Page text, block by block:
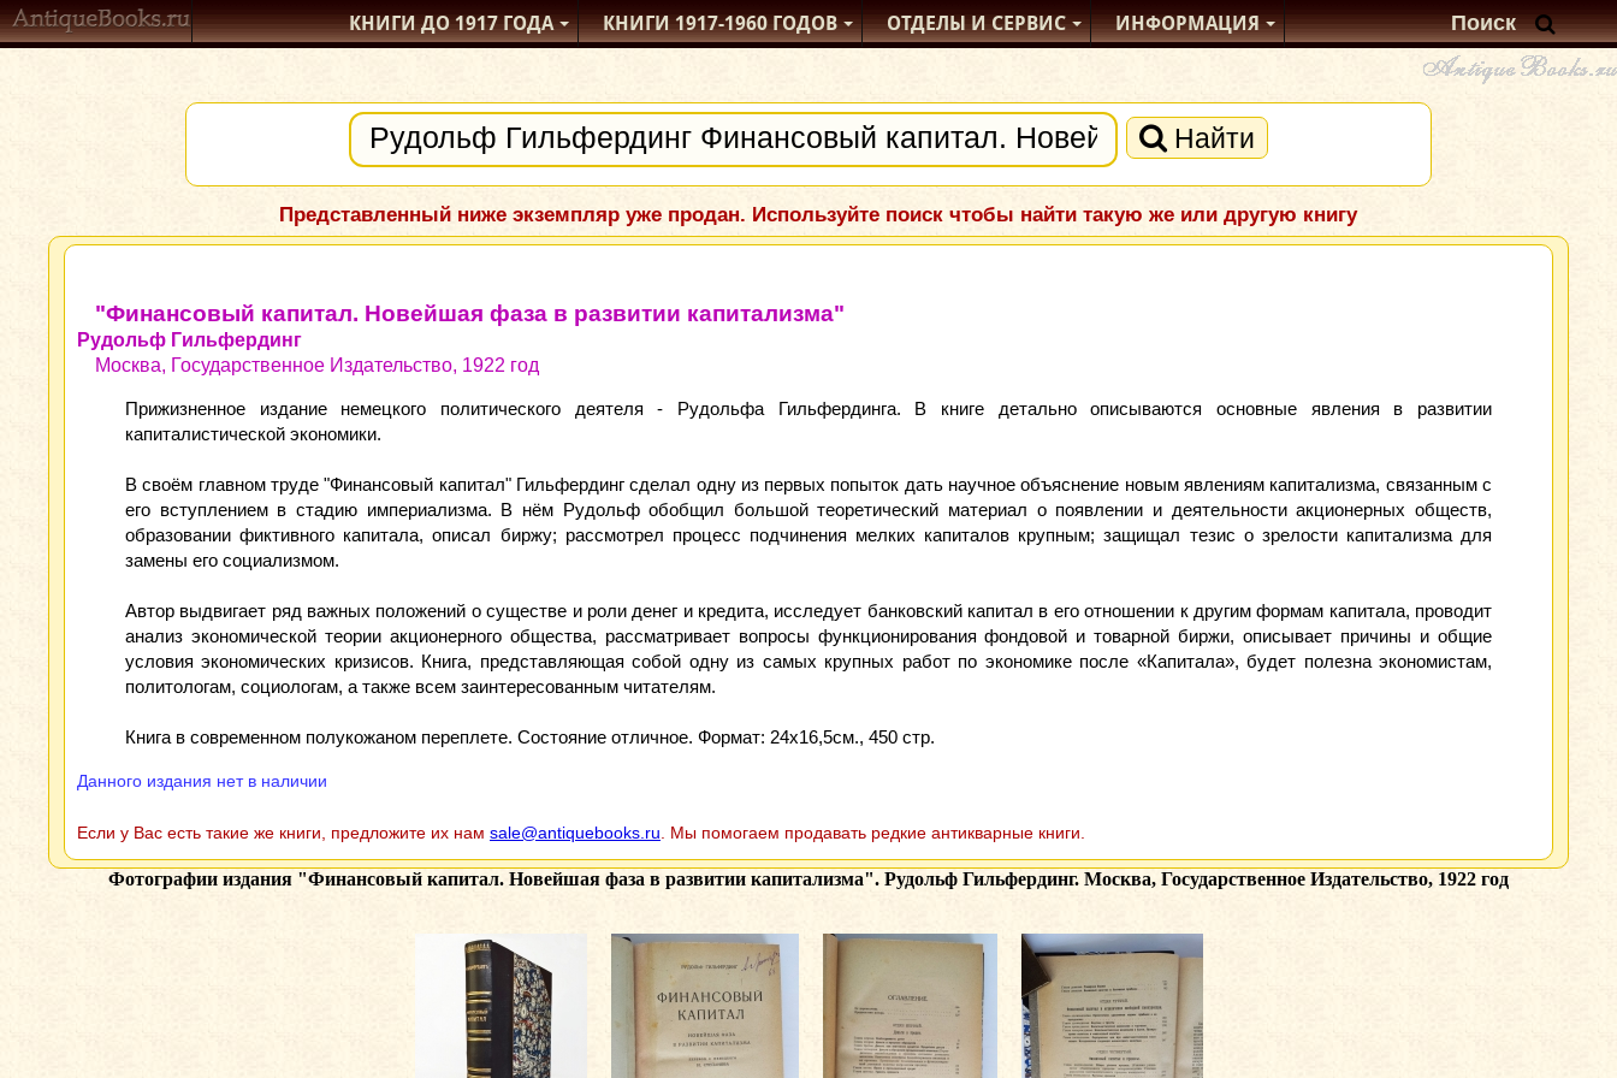
КНИГИ ДО 1917ГОДА КНИГИ1917-1960ГОДОВ ОТДЕЛЫИ СЕРВИС ИНФОРМАЦИЯ
Найти
Представленный ниже экземпляр уже продан. Используйте поиск чтобы найти такую же или другую книгу
"Финансовый капитал. Новейшая фаза в развитии капитализма"
Рудольф Гильфердинг
Москва, Государственное Издательство, 1922 год
Прижизненное издание немецкого политического деятеля - Рудольфа Гильфердинга. В книге детально описываются основные явления в развитии
капиталистической экономики.
В своём главном труде "Финансовый капитал" Гильфердинг сделал одну из первых попыток дать научное объяснение новым явлениям капитализма, связанным с
его вступлением в стадию империализма. В нём Рудольф обобщил большой теоретический материал о появлении и деятельности акционерных обществ,
образовании фиктивного капитала, описал биржу; рассмотрел процесс подчинения мелких капиталов крупным; защищал тезис о зрелости капитализма для
замены его социализмом.
Автор выдвигает ряд важных положений о существе и роли денег и кредита, исследует банковский капитал в его отношении к другим формам капитала, проводит
анализ экономической теории акционерного общества, рассматривает вопросы функционирования фондовой и товарной биржи, описывает причины и общие
условия экономических кризисов. Книга, представляющая собой одну из самых крупных работ по экономике после «Капитала», будет полезна экономистам,
политологам, социологам, а также всем заинтересованным читателям.
Книга в современном полукожаном переплете. Состояние отличное. Формат: 24х16,5см., 450 стр.
Данного издания нет в наличии
Если у Вас есть такие же книги, предложите их нам sale@antiquebooks.ru . Мы помогаем продавать редкие антикварные книги.
Фотографии издания "Финансовый капитал. Новейшая фаза в развитии капитализма". Рудольф Гильфердинг. Москва, Государственное Издательство, 1922 год